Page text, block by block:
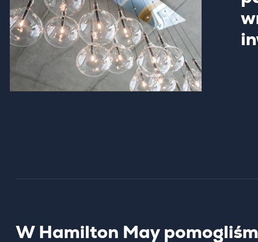
W Hamilton May